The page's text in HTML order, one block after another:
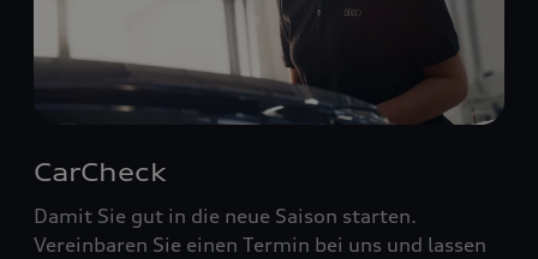
CarCheck
Damit Sie gut in die neue Saison starten.
Vereinbaren Sie einen Termin bei uns und lassen